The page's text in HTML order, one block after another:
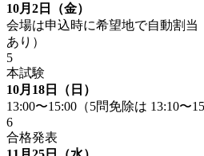
10月2日（金）
会場は申込時に希望地で自動割当
あり）
5
本試験
10月18日（日）
13:00〜15:00（5問免除は 13:10〜
6
合格発表